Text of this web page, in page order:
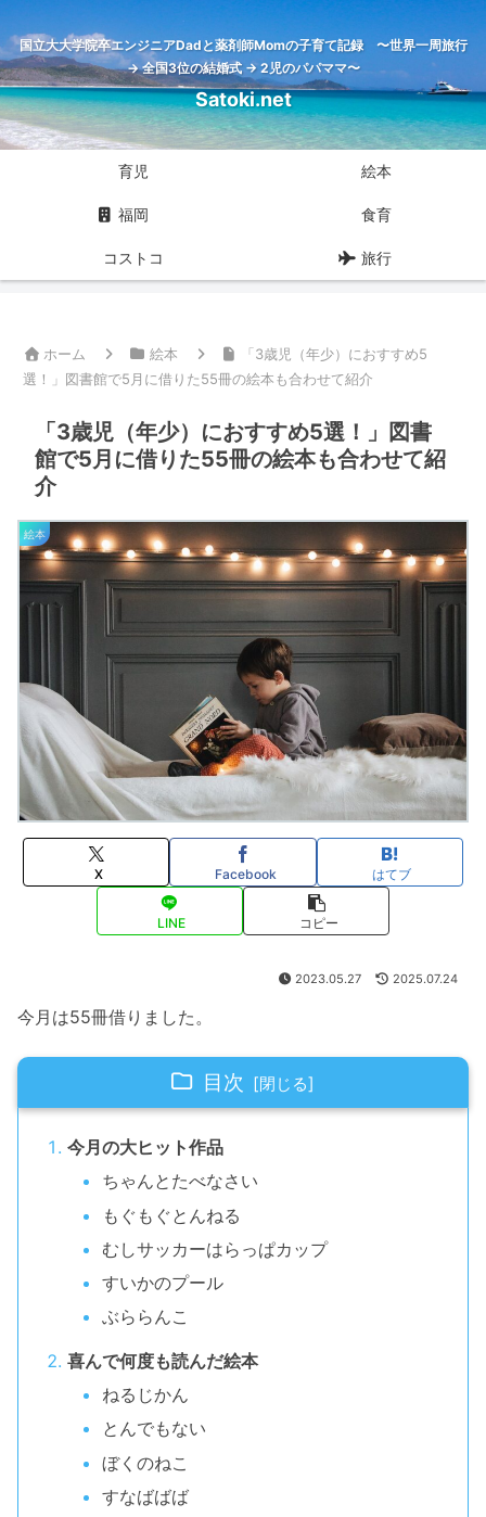
国立大大学院卒エンジニアDadと薬剤師Momの子育て記録 〜世界一周旅行
→ 全国3位の結婚式 → 2児のパパママ〜
Satoki.net
育児 絵本
福岡 食育
コストコ 旅行
ホーム 絵本
「3歳児（年少）におすすめ5
選！」図書館で5月に借りた55冊の絵本も合わせて紹介
「3歳児（年少）におすすめ5選！」図書
館で5月に借りた55冊の絵本も合わせて紹
介
絵本
X Facebook はてブ
LINE コピー
2023.05.27 2025.07.24
今月は55冊借りました。
目次
今月の大ヒット作品
ちゃんとたべなさい
もぐもぐとんねる
むしサッカーはらっぱカップ
すいかのプール
ぶららんこ
喜んで何度も読んだ絵本
ねるじかん
とんでもない
ぼくのねこ
すなばばば